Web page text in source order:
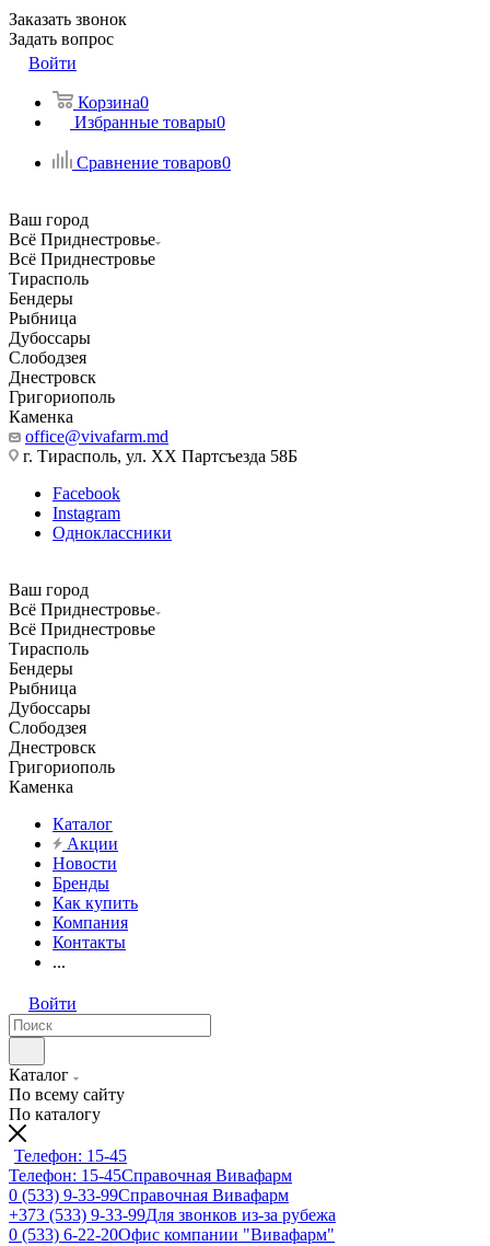
Заказать звонок
Задать вопрос
Войти
Корзина0
Избранные товары0
Сравнение товаров0
Ваш город
Всё Приднестровье
Всё Приднестровье
Тирасполь
Бендеры
Рыбница
Дубоссары
Слободзея
Днестровск
Григориополь
Каменка
office@vivafarm.md
г. Тирасполь, ул. ХХ Партсъезда 58Б
Facebook
Instagram
Одноклассники
Ваш город
Всё Приднестровье
Всё Приднестровье
Тирасполь
Бендеры
Рыбница
Дубоссары
Слободзея
Днестровск
Григориополь
Каменка
Каталог
Акции
Новости
Бренды
Как купить
Компания
Контакты
...
Войти
Каталог
По всему сайту
По каталогу
Телефон: 15-45
Телефон: 15-45Справочная Вивафарм
0 (533) 9-33-99Справочная Вивафарм
+373 (533) 9-33-99Для звонков из-за рубежа
0 (533) 6-22-20Офис компании "Вивафарм"